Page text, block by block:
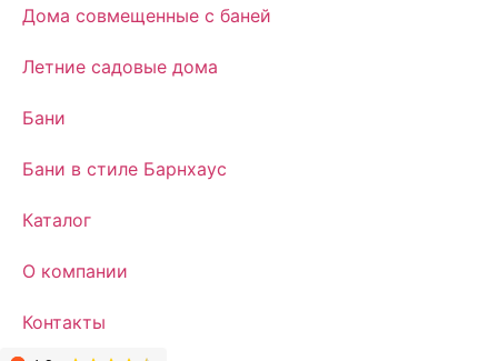
Дома совмещенные с баней
Летние садовые дома
Бани
Бани в стиле Барнхаус
Каталог
О компании
Контакты